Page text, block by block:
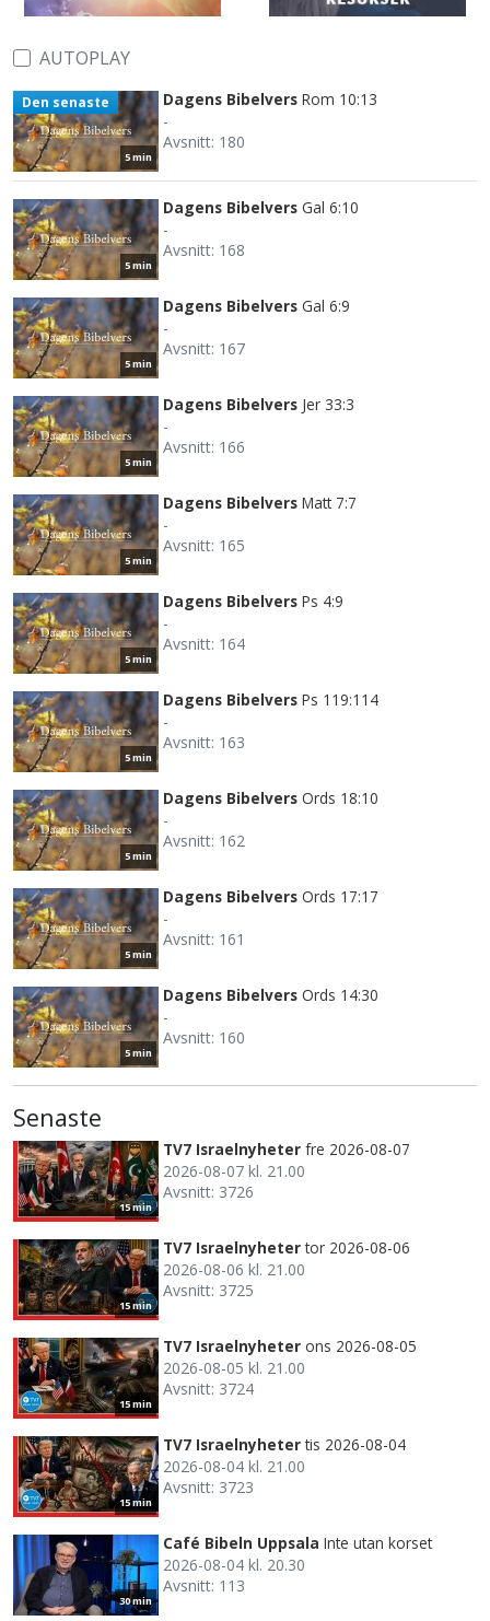
AUTOPLAY
5 min
Den senaste Dagens Bibelvers Rom 10:13
-
Avsnitt: 180
5 min
Dagens Bibelvers Gal 6:10
-
Avsnitt: 168
5 min
Dagens Bibelvers Gal 6:9
-
Avsnitt: 167
5 min
Dagens Bibelvers Jer 33:3
-
Avsnitt: 166
5 min
Dagens Bibelvers Matt 7:7
-
Avsnitt: 165
5 min
Dagens Bibelvers Ps 4:9
-
Avsnitt: 164
5 min
Dagens Bibelvers Ps 119:114
-
Avsnitt: 163
5 min
Dagens Bibelvers Ords 18:10
-
Avsnitt: 162
5 min
Dagens Bibelvers Ords 17:17
-
Avsnitt: 161
5 min
Dagens Bibelvers Ords 14:30
-
Avsnitt: 160
Senaste
15 min
TV7 Israelnyheter fre 2026-08-07
2026-08-07 kl. 21.00
Avsnitt: 3726
15 min
TV7 Israelnyheter tor 2026-08-06
2026-08-06 kl. 21.00
Avsnitt: 3725
15 min
TV7 Israelnyheter ons 2026-08-05
2026-08-05 kl. 21.00
Avsnitt: 3724
15 min
TV7 Israelnyheter tis 2026-08-04
2026-08-04 kl. 21.00
Avsnitt: 3723
30 min
Café Bibeln Uppsala Inte utan korset
2026-08-04 kl. 20.30
Avsnitt: 113